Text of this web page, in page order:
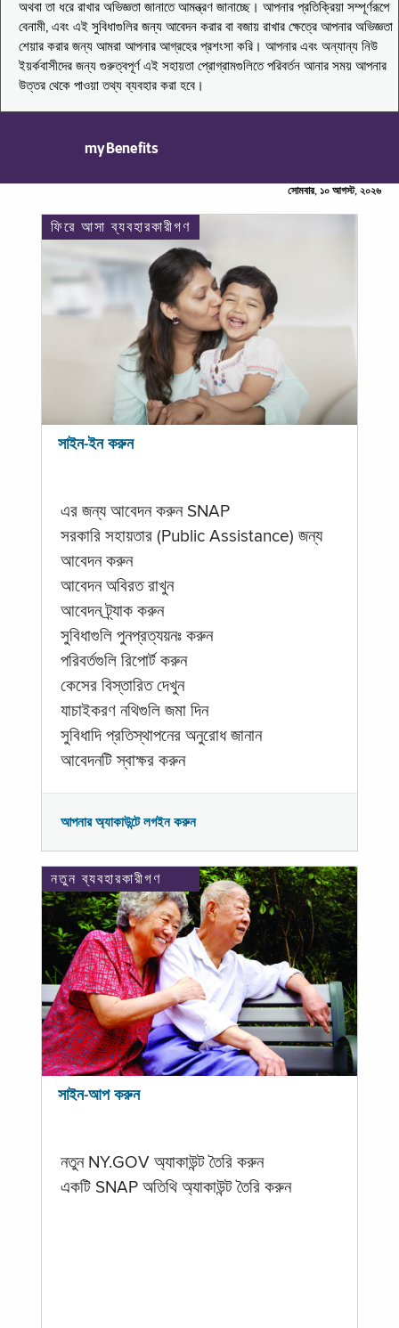
অথবা তা ধরে রাখার অভিজ্ঞতা জানাতে আমন্ত্রণ জানাচ্ছে। আপনার প্রতিক্রিয়া সম্পূর্ণরূপে
বেনামী, এবং এই সুবিধাগুলির জন্য আবেদন করার বা বজায় রাখার ক্ষেত্রে আপনার অভিজ্ঞতা
শেয়ার করার জন্য আমরা আপনার আগ্রহের প্রশংসা করি। আপনার এবং অন্যান্য নিউ
ইয়র্কবাসীদের জন্য গুরুত্বপূর্ণ এই সহায়তা প্রোগ্রামগুলিতে পরিবর্তন আনার সময় আপনার
উত্তর থেকে পাওয়া তথ্য ব্যবহার করা হবে।
myBenefits
সোমবার, ১০ আগস্ট, ২০২৬
ফিরে আসা ব্যবহারকারীগণ
সাইন-ইন করুন
এর জন্য আবেদন করুন SNAP
সরকারি সহায়তার (Public Assistance) জন্য
আবেদন করুন
আবেদন অবিরত রাখুন
আবেদন ট্র্যাক করুন
সুবিধাগুলি পুনপ্রত্যয়নঃ করুন
পরিবর্তগুলি রিপোর্ট করুন
কেসের বিস্তারিত দেখুন
যাচাইকরণ নথিগুলি জমা দিন
সুবিধাদি প্রতিস্থাপনের অনুরোধ জানান
আবেদনটি স্বাক্ষর করুন
আপনার অ্যাকাউন্টে লগইন করুন
নতুন ব্যবহারকারীগণ
সাইন-আপ করুন
নতুন NY.GOV অ্যাকাউন্ট তৈরি করুন
একটি SNAP অতিথি অ্যাকাউন্ট তৈরি করুন